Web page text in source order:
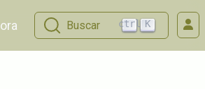
Buscar ctrl K